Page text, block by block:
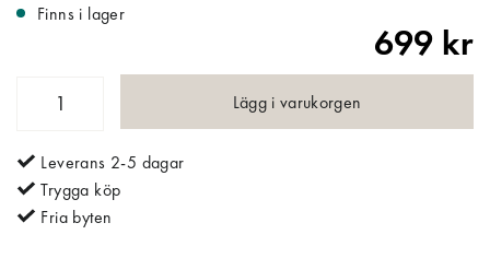
Finns i lager
699 kr
Lägg i varukorgen
Leverans 2-5 dagar
Trygga köp
Fria byten